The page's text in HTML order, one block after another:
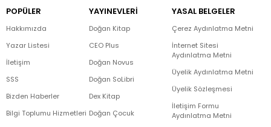
POPÜLER
Hakkımızda
Yazar Listesi
İletişim
SSS
Bizden Haberler
Bilgi Toplumu Hizmetleri
YAYINEVLERİ
Doğan Kitap
CEO Plus
Doğan Novus
Doğan SoLibri
Dex Kitap
Doğan Çocuk
YASAL BELGELER
Çerez Aydınlatma Metni
İnternet Sitesi
Aydınlatma Metni
Üyelik Aydınlatma Metni
Üyelik Sözleşmesi
İletişim Formu
Aydınlatma Metni